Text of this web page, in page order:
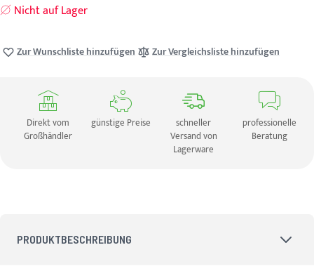
Nicht auf Lager
Zur Wunschliste hinzufügen Zur Vergleichsliste hinzufügen
Direkt vom
Großhändler
günstige Preise
schneller
Versand von
Lagerware
professionelle
Beratung
PRODUKTBESCHREIBUNG